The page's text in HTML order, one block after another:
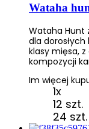
Wataha
Wataha Hunt
dla dorosłych
klasy mięsa, z
kompozycji
Im więcej
1x
12 szt.
24 szt.